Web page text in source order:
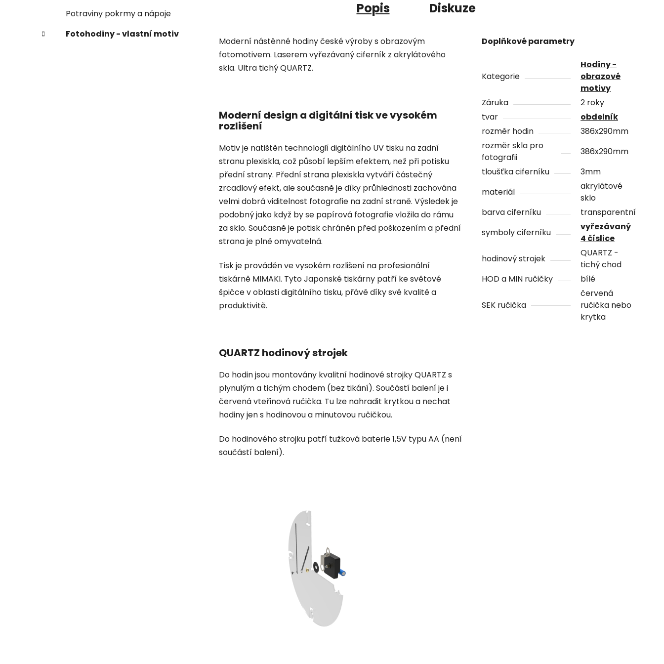
Potraviny pokrmy a nápoje
Fotohodiny - vlastní motiv
Popis Diskuze
Moderní nástěnné hodiny české výroby s obrazovým
fotomotivem. Laserem vyřezávaný ciferník z akrylátového
skla. Ultra tichý QUARTZ.
Moderní design a digitální tisk ve vysokém
rozlišení
Motiv je natištěn technologií digitálního UV tisku na zadní
stranu plexiskla, což působí lepším efektem, než při potisku
přední strany. Přední strana plexiskla vytváří částečný
zrcadlový efekt, ale současně je díky průhlednosti zachována
velmi dobrá viditelnost fotografie na zadní straně. Výsledek je
podobný jako když by se papírová fotografie vložila do rámu
za sklo. Současně je potisk chráněn před poškozením a přední
strana je plně omyvatelná.
Tisk je prováděn ve vysokém rozlišení na profesionální
tiskárně MIMAKI. Tyto Japonské tiskárny patří ke světové
špičce v oblasti digitálního tisku, přávě díky své kvalitě a
produktivitě.
QUARTZ hodinový strojek
Do hodin jsou montovány kvalitní hodinové strojky QUARTZ s
plynulým a tichým chodem (bez tikání). Součástí balení je i
červená vteřinová ručička. Tu lze nahradit krytkou a nechat
hodiny jen s hodinovou a minutovou ručičkou.
Do hodinového strojku patří tužková baterie 1,5V typu AA (není
součástí balení).
Doplňkové parametry
Kategorie
Hodiny -
obrazové
motivy
Záruka
2 roky
tvar
obdelník
rozměr hodin
386x290mm
rozměr skla pro
fotografii
386x290mm
tloušťka ciferníku
3mm
materiál
akrylátové
sklo
barva ciferníku
transparentní
symboly ciferníku
vyřezávaný
4 číslice
hodinový strojek
QUARTZ -
tichý chod
HOD a MIN ručičky
bílé
SEK ručička
červená
ručička nebo
krytka